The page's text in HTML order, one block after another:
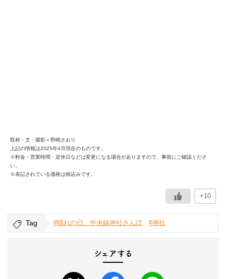
取材・文・撮影＝野崎さおり
上記の情報は2025年4月現在のものです。
※料金・営業時間・定休日などは変更になる場合がありますので、事前にご確認くださ
い。
※表記されている価格は税込みです。
+10
Tag #晴れの日、中央線神社さんぽ #神社
シェアする